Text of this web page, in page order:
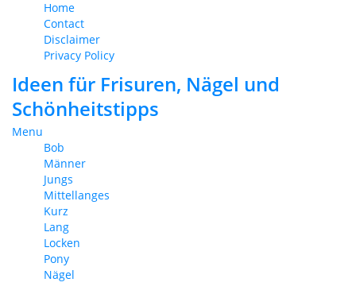
Home
Contact
Disclaimer
Privacy Policy
Ideen für Frisuren, Nägel und
Schönheitstipps
Menu
Bob
Männer
Jungs
Mittellanges
Kurz
Lang
Locken
Pony
Nägel